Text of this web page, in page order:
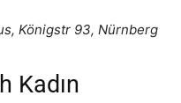
Königstr 93, Nürnberg
Kadın